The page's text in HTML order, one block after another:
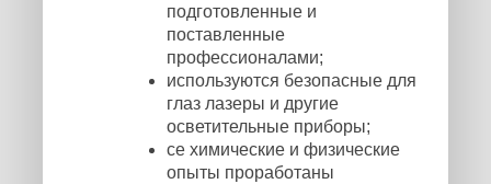
подготовленные и
поставленные
профессионалами;
используются безопасные для
глаз лазеры и другие
осветительные приборы;
се химические и физические
опыты проработаны